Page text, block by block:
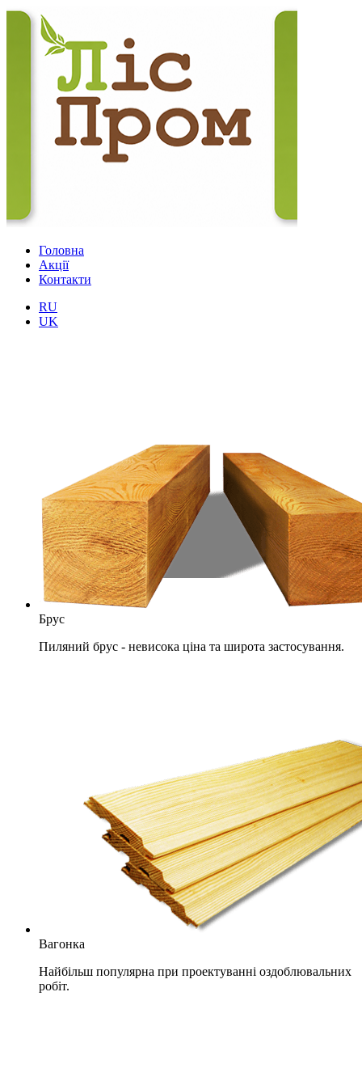
Головна
Акції
Контакти
RU
UK
Брус
Пиляний брус - невисока ціна та широта застосування.
Вагонка
Найбільш популярна при проектуванні оздоблювальних
робіт.